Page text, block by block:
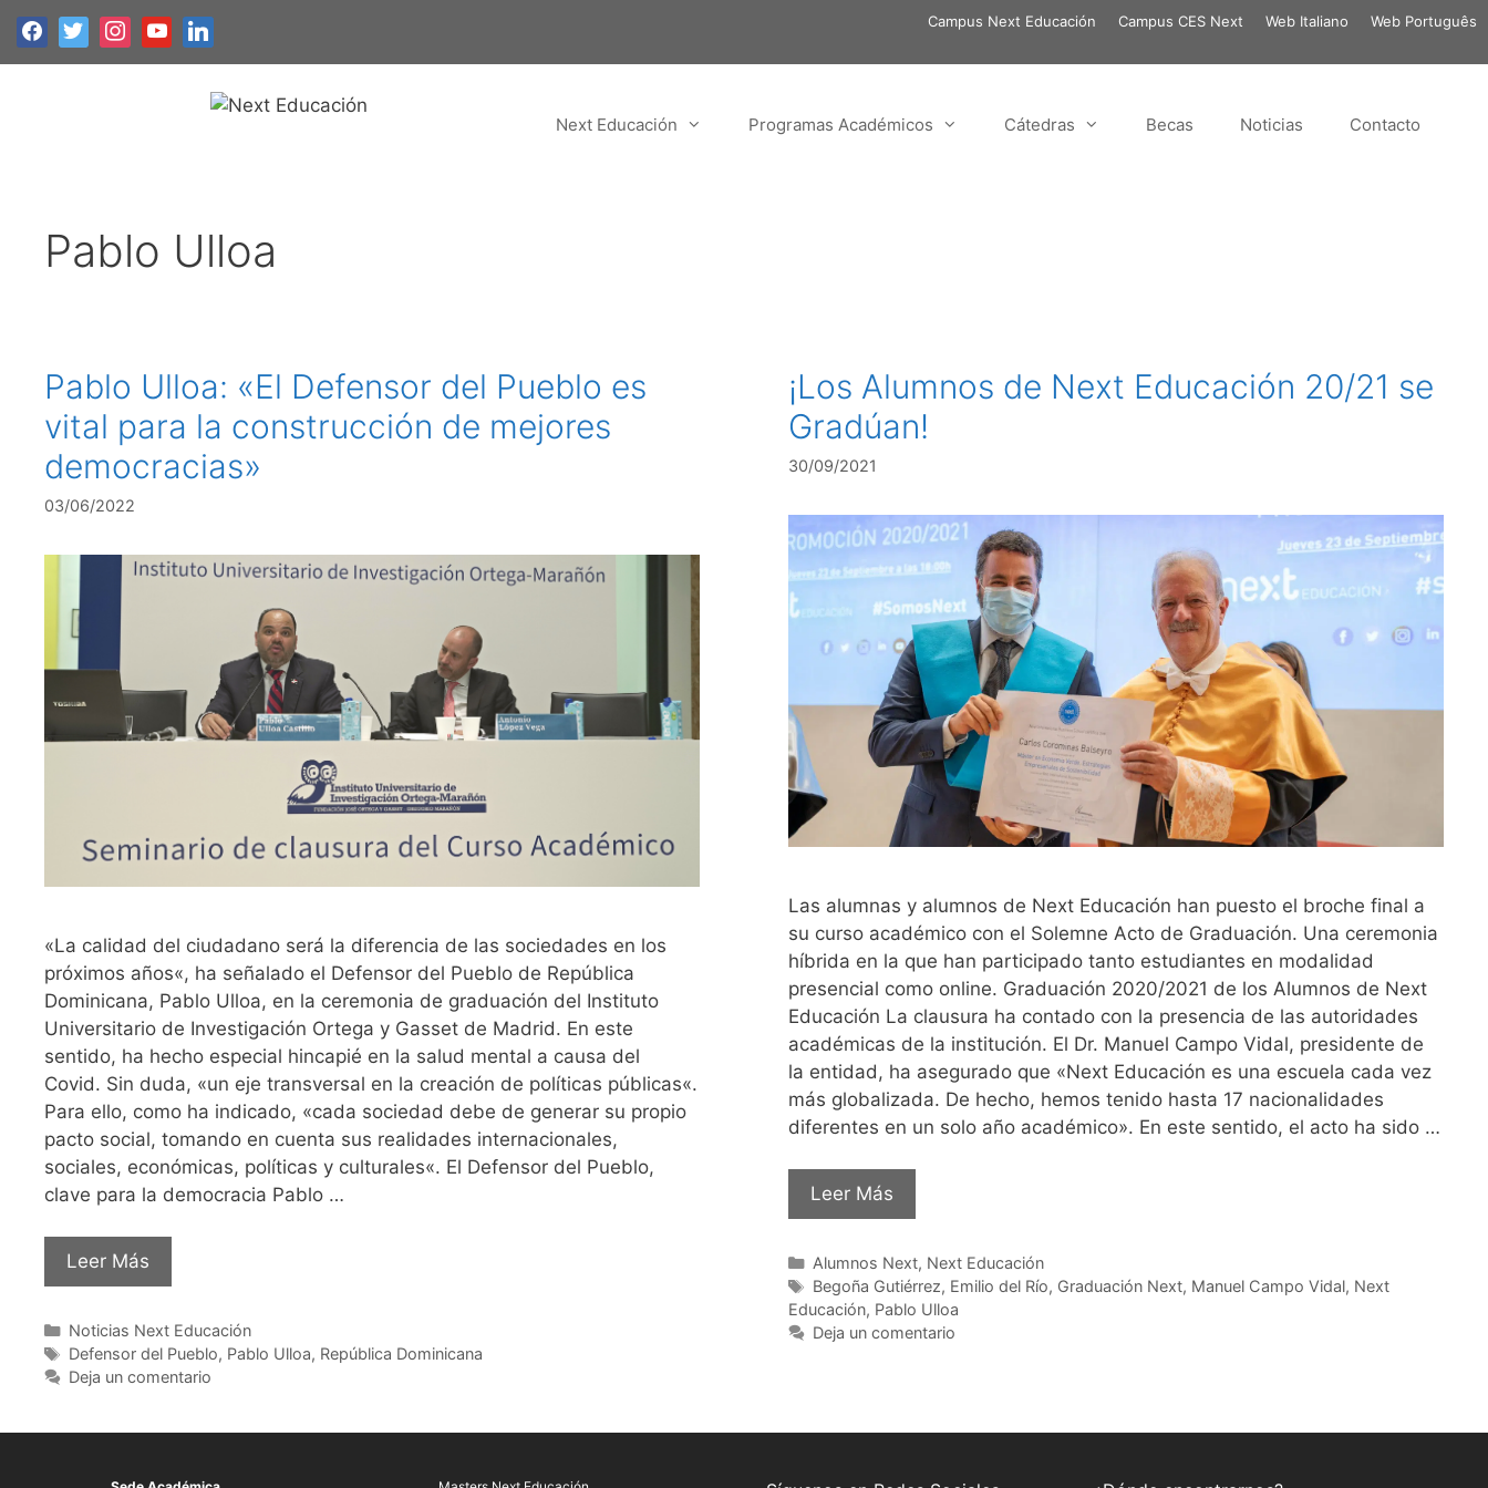
Campus Next Educación Campus CES Next Web Italiano Web Português
Next Educación Programas Académicos Cátedras Becas Noticias Contacto
Pablo Ulloa
Pablo Ulloa: «El Defensor del Pueblo es
vital para la construcción de mejores
democracias»
03/06/2022
«La calidad del ciudadano será la diferencia de las sociedades en los
próximos años«, ha señalado el Defensor del Pueblo de República
Dominicana, Pablo Ulloa, en la ceremonia de graduación del Instituto
Universitario de Investigación Ortega y Gasset de Madrid. En este
sentido, ha hecho especial hincapié en la salud mental a causa del
Covid. Sin duda, «un eje transversal en la creación de políticas públicas«.
Para ello, como ha indicado, «cada sociedad debe de generar su propio
pacto social, tomando en cuenta sus realidades internacionales,
sociales, económicas, políticas y culturales«. El Defensor del Pueblo,
clave para la democracia Pablo …
Leer Más
Noticias Next Educación
Defensor del Pueblo, Pablo Ulloa, República Dominicana
Deja un comentario
¡Los Alumnos de Next Educación 20/21 se
Gradúan!
30/09/2021
Las alumnas y alumnos de Next Educación han puesto el broche final a
su curso académico con el Solemne Acto de Graduación. Una ceremonia
híbrida en la que han participado tanto estudiantes en modalidad
presencial como online. Graduación 2020/2021 de los Alumnos de Next
Educación La clausura ha contado con la presencia de las autoridades
académicas de la institución. El Dr. Manuel Campo Vidal, presidente de
la entidad, ha asegurado que «Next Educación es una escuela cada vez
más globalizada. De hecho, hemos tenido hasta 17 nacionalidades
diferentes en un solo año académico». En este sentido, el acto ha sido …
Leer Más
Alumnos Next, Next Educación
Begoña Gutiérrez, Emilio del Río, Graduación Next, Manuel Campo Vidal, Next
Educación, Pablo Ulloa
Deja un comentario